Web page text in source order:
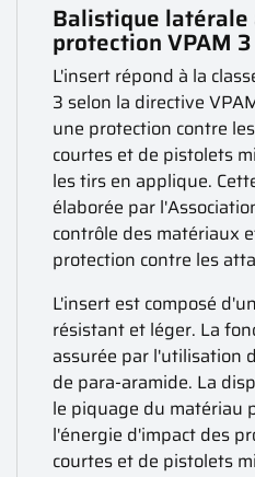
Balistique latérale
protection VPAM
L'insert répond à la
3 selon la directive
une protection contre
courtes et de pistolets
les tirs en applique.
élaborée par
contrôle des matériaux
protection contre les
L'insert est composé
résistant et léger. La
assurée par l'utilisation
de para-aramide. La
le piquage du matériau
l'énergie d'impact des
courtes et de pistolets